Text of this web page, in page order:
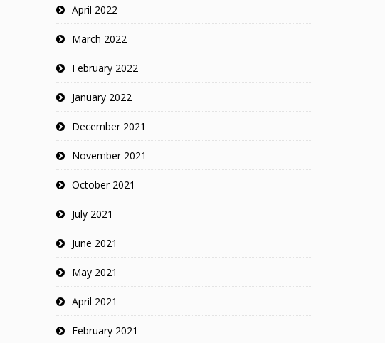
April 2022
March 2022
February 2022
January 2022
December 2021
November 2021
October 2021
July 2021
June 2021
May 2021
April 2021
February 2021